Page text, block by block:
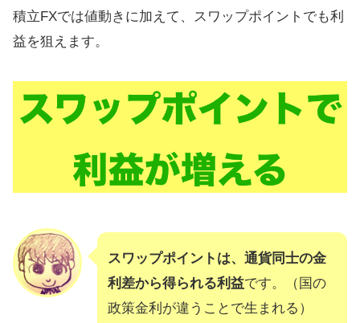
積立FXでは値動きに加えて、スワップポイントでも利
益を狙えます。
スワップポイントは、通貨同士の金
利差から得られる利益です。（国の
政策金利が違うことで生まれる）